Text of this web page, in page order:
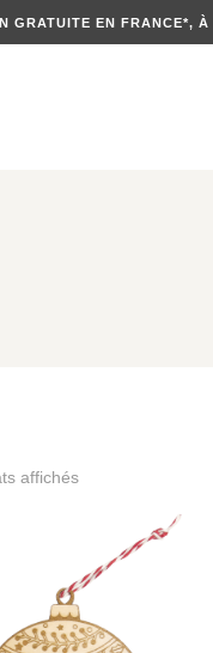
GRATUITE EN FRANCE*, À
affichésTrié
récent
au
plus
ancien